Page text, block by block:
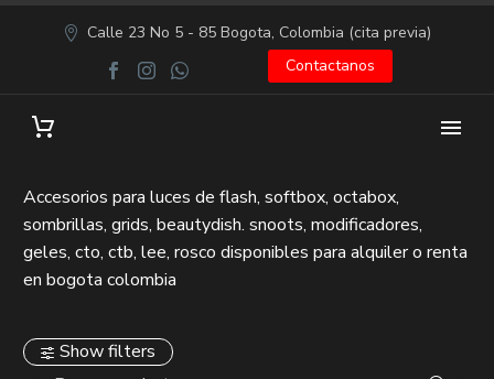
Calle 23 No 5 - 85 Bogota, Colombia (cita previa)
Contactanos
Accesorios para luces de flash, softbox, octabox,
sombrillas, grids, beautydish. snoots, modificadores,
geles, cto, ctb, lee, rosco disponibles para alquiler o renta
en bogota colombia
Show filters